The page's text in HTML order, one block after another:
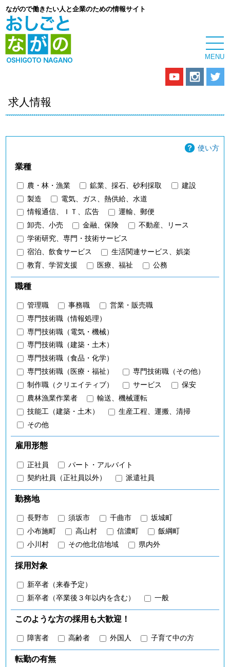
ながので働きたい人と企業のための情報サイト
求人情報
使い方
業種
農・林・漁業 鉱業、採石、砂利採取
建設
製造
電気、ガス、熱供給、水道
情報通信、ＩＴ、広告
運輸、郵便
卸売、小売
金融、保険
不動産、リース
学術研究、専門・技術サービス
宿泊、飲食サービス
生活関連サービス、娯楽
教育、学習支援
医療、福祉 公務
職種
管理職 事務職
営業・販売職
専門技術職（情報処理）
専門技術職（電気・機械）
専門技術職（建築・土木）
専門技術職（食品・化学）
専門技術職（医療・福祉）
専門技術職（その他）
制作職（クリエイティブ）
サービス
保安
農林漁業作業者
輸送、機械運転
技能工（建築・土木）
生産工程、運搬、清掃
その他
雇用形態
正社員
パート・アルバイト
契約社員（正社員以外）
派遣社員
勤務地
長野市 須坂市 千曲市
坂城町
小布施町
高山村 信濃町
飯綱町
小川村
その他北信地域 県内外
採用対象
新卒者（来春予定）
新卒者（卒業後３年以内を含む）
一般
このような方の採用も大歓迎！
障害者 高齢者 外国人 子育て中の方
転勤の有無